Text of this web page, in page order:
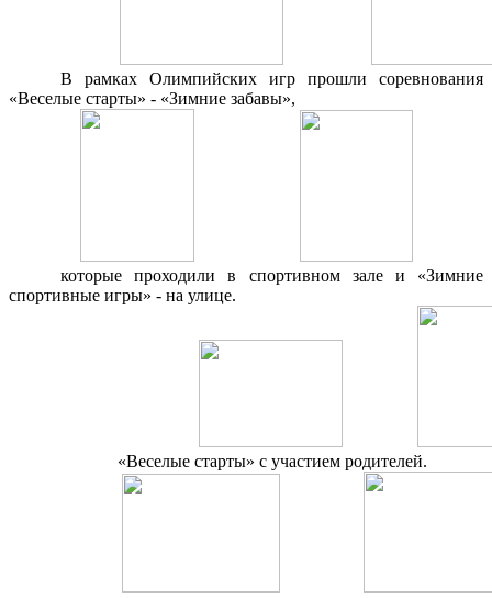
В рамках Олимпийских игр прошли соревнования
«Веселые старты» - «Зимние забавы»,
которые проходили в спортивном зале и «Зимние
спортивные игры» - на улице.
«Веселые старты» с участием родителей.